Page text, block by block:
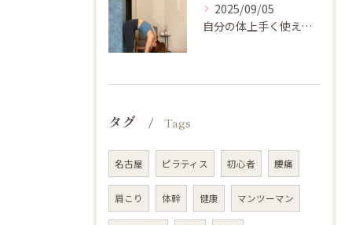
2025/09/05
自分の体上手く使えてますか🤔？
タグ Tags
名古屋 ピラティス 初心者 腰痛
肩こり 体幹 健康 マンツーマン